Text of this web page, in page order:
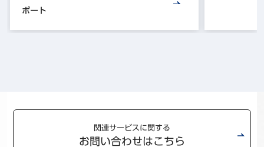
ポート
関連サービスに関する
お問い合わせはこちら